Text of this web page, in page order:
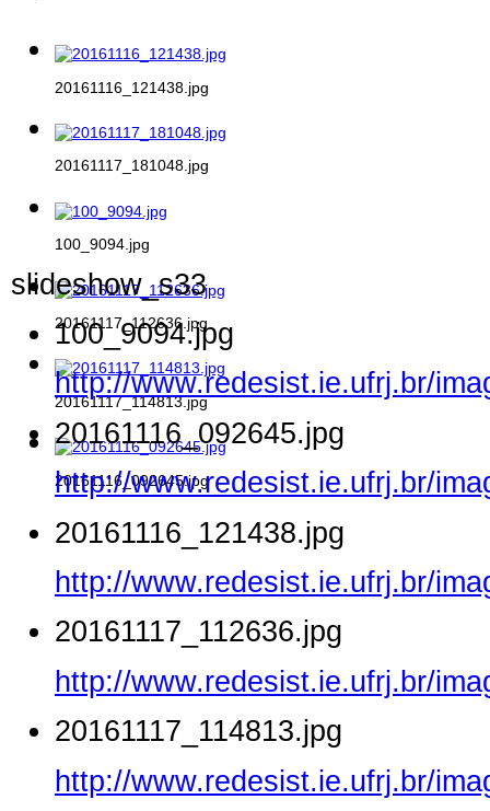
20161116_121438.jpg
20161117_181048.jpg
100_9094.jpg
20161117_112636.jpg
20161117_114813.jpg
20161116_092645.jpg
slideshow_s33
100_9094.jpg
http://www.redesist.ie.ufrj.br/
20161116_092645.jpg
http://www.redesist.ie.ufrj.br/
20161116_121438.jpg
http://www.redesist.ie.ufrj.br/
20161117_112636.jpg
http://www.redesist.ie.ufrj.br/
20161117_114813.jpg
http://www.redesist.ie.ufrj.br/